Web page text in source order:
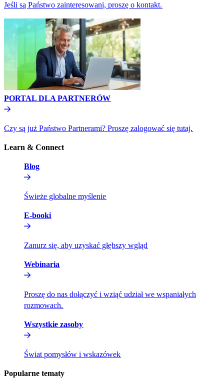
Jeśli są Państwo zainteresowani, proszę o kontakt.​​
PORTAL DLA PARTNERÓW​​
Czy są już Państwo Partnerami? Proszę zalogować się tutaj.​​
Learn & Connect​​
Blog​​
Świeże globalne myślenie​​
E-booki​​
Zanurz się, aby uzyskać głębszy wgląd​​
Webinaria​​
Proszę do nas dołączyć i wziąć udział we wspaniałych
rozmowach.​​
Wszystkie zasoby​​
Świat pomysłów i wskazówek​​
Popularne tematy​​